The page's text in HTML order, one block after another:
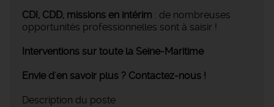
CDI, CDD, missions en intérim : de nombreuses
opportunités professionnelles sont à saisir !
Interventions sur toute la Seine-Maritime
Envie d'en savoir plus ? Contactez-nous !
Description du poste